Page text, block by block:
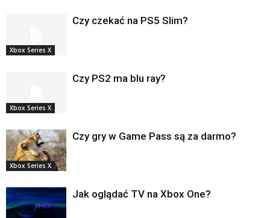
Xbox Series X
Czy czekać na PS5 Slim?
Xbox Series X
Czy PS2 ma blu ray?
Xbox Series X
Czy gry w Game Pass są za darmo?
Jak oglądać TV na Xbox One?